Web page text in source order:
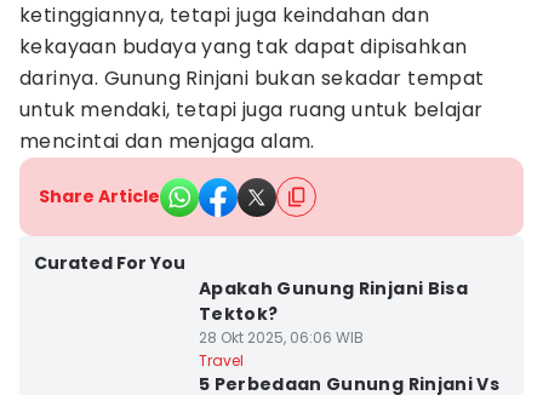
ketinggiannya, tetapi juga keindahan dan
kekayaan budaya yang tak dapat dipisahkan
darinya. Gunung Rinjani bukan sekadar tempat
untuk mendaki, tetapi juga ruang untuk belajar
mencintai dan menjaga alam.
Share Article
Curated For You
Apakah Gunung Rinjani Bisa
Tektok?
28 Okt 2025, 06:06 WIB
Travel
5 Perbedaan Gunung Rinjani Vs